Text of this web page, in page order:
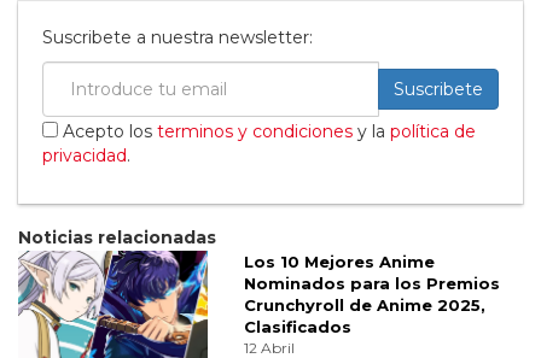
Suscribete a nuestra newsletter:
Suscribete
Acepto los terminos y condiciones y la política de
privacidad.
Noticias relacionadas
Los 10 Mejores Anime
Nominados para los Premios
Crunchyroll de Anime 2025,
Clasificados
12 Abril